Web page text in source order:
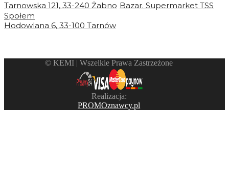
Tarnowska 121, 33-240 Żabno Bazar. Supermarket TSS
Społem
Hodowlana 6, 33-100 Tarnów
©️ KEMI | Wszelkie Prawa Zastrzeżone
Realizacja:
PROMOznawcy.pl